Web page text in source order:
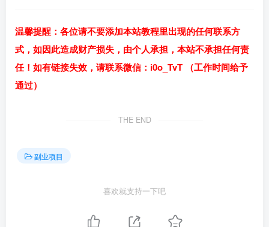
温馨提醒：各位请不要添加本站教程里出现的任何联系方
式，如因此造成财产损失，由个人承担，本站不承担任何责
任！如有链接失效，请联系微信：i0o_TvT （工作时间给予
通过）
THE END
副业项目
喜欢就支持一下吧